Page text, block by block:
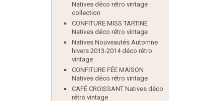
Natives déco rétro vintage
collection
CONFITURE MISS TARTINE
Natives déco rétro vintage
Natives Nouveautés Automne
hivers 2013-2014 déco rétro
vintage
CONFITURE FÉE MAISON
Natives déco rétro vintage
CAFÉ CROISSANT Natives déco
rétro vintage